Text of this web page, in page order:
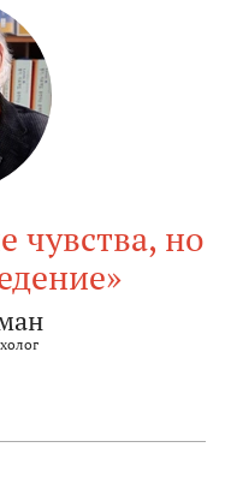
чувства, но